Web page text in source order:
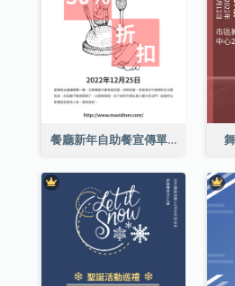
餐廳新年自助餐宣傳單張